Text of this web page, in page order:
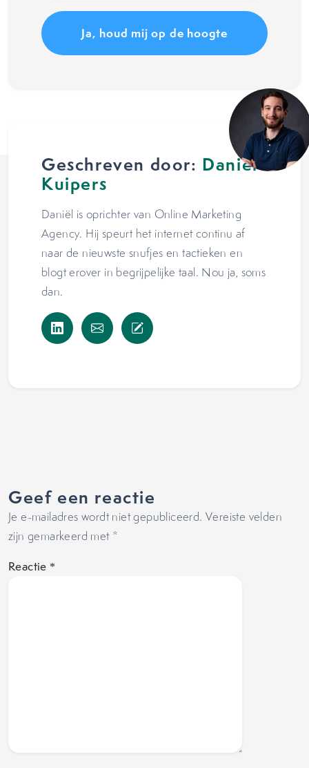
Geschreven door: Daniël
Kuipers
Daniël is oprichter van Online Marketing
Agency. Hij speurt het internet continu af
naar de nieuwste snufjes en tactieken en
blogt erover in begrijpelijke taal. Nou ja, soms
dan.
Geef een reactie
Je e-mailadres wordt niet gepubliceerd. Vereiste velden
zijn gemarkeerd met *
Reactie *